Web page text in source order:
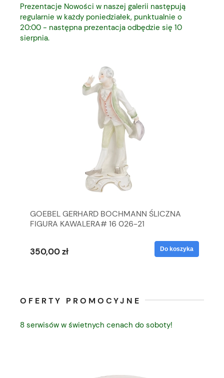
Prezentacje Nowości w naszej galerii następują
regularnie w każdy poniedziałek, punktualnie o
20:00 - następna prezentacja odbędzie się 10
sierpnia.
GOEBEL GERHARD BOCHMANN ŚLICZNA
FIGURA KAWALERA# 16 026-21
350,00 zł Do koszyka
OFERTY PROMOCYJNE
8 serwisów w świetnych cenach do soboty!